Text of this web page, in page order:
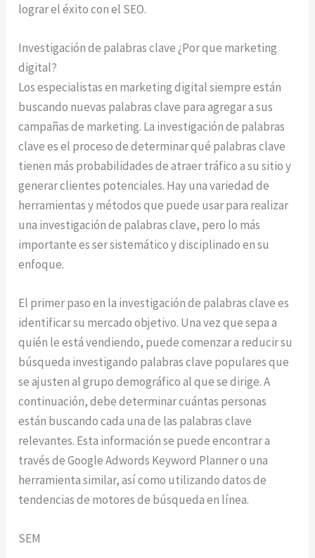
lograr el éxito con el SEO.
Investigación de palabras clave ¿Por que marketing
digital?
Los especialistas en marketing digital siempre están
buscando nuevas palabras clave para agregar a sus
campañas de marketing. La investigación de palabras
clave es el proceso de determinar qué palabras clave
tienen más probabilidades de atraer tráfico a su sitio y
generar clientes potenciales. Hay una variedad de
herramientas y métodos que puede usar para realizar
una investigación de palabras clave, pero lo más
importante es ser sistemático y disciplinado en su
enfoque.
El primer paso en la investigación de palabras clave es
identificar su mercado objetivo. Una vez que sepa a
quién le está vendiendo, puede comenzar a reducir su
búsqueda investigando palabras clave populares que
se ajusten al grupo demográfico al que se dirige. A
continuación, debe determinar cuántas personas
están buscando cada una de las palabras clave
relevantes. Esta información se puede encontrar a
través de Google Adwords Keyword Planner o una
herramienta similar, así como utilizando datos de
tendencias de motores de búsqueda en línea.
SEM